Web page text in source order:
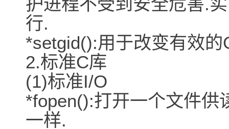
行.
*setgid():用于改变有效的
2.标准C库
(1)标准I/O
*fopen():打开一个文件供
一样.